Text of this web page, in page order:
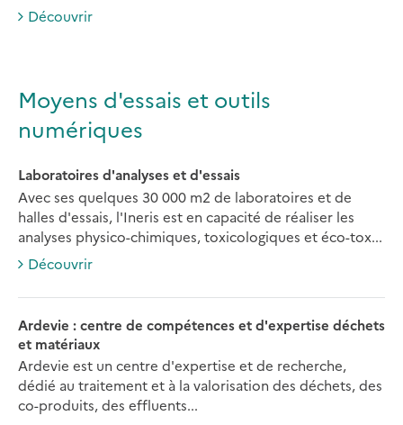
Découvrir
Moyens d'essais et outils
numériques
Laboratoires d'analyses et d'essais
Avec ses quelques 30 000 m2 de laboratoires et de
halles d'essais, l'Ineris est en capacité de réaliser les
analyses physico-chimiques, toxicologiques et éco-tox...
Découvrir
Ardevie : centre de compétences et d'expertise déchets
et matériaux
Ardevie est un centre d'expertise et de recherche,
dédié au traitement et à la valorisation des déchets, des
co-produits, des effluents...